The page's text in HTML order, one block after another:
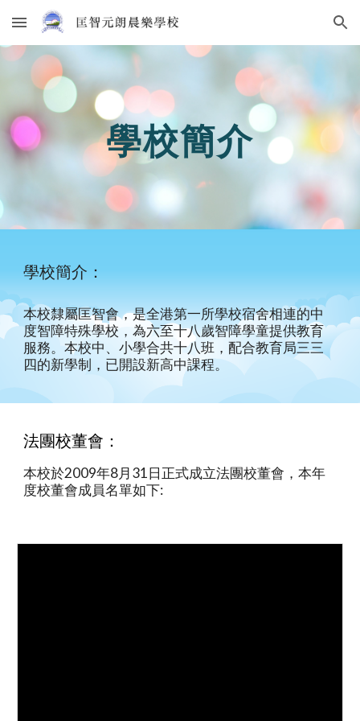
Skip to main content Skip to navigation
學校簡介
學校簡介：
本校隸屬匡智會，是全港第一所學校宿舍相連的中
度智障特殊學校，為六至十八歲智障學童提供教育
服務。本校中、小學合共十八班，配合教育局三三
四的新學制，已開設新高中課程。
法團校董會：
本校於2009年8月31日正式成立法團校董會，本年
度校董會成員名單如下: